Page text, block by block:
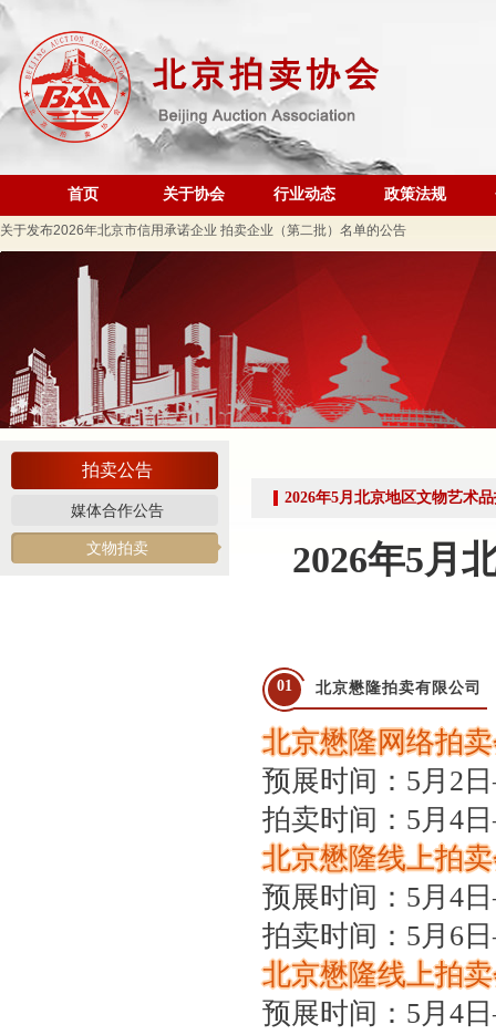
首页 关于协会 行业动态 政策法规
规范运营强基础 跨业合作促发展——联合党委第六联合党支部到北京国际会议展览
关于发布《北京地区文物艺术品拍卖佣（酬）金标准调查报告》的通知
“协会+媒体+法律联动”助力企业发展系列活动之十 ——走进会员单位北京恒泰博车拍
关于做好夏季防暑降温及汛期安全生产工作的通知
坚守人民立场 践行正确政绩观——北京拍卖协会流动党支部与第六流动联合党支部
压实安全责任 筑牢商务领域应急防线——北京拍卖协会参加全市商务领域“安全生产
艺术疗愈生活 展现积极人生 ——北京拍卖协会姚光锋会长一行参观刘双舟教授作品
强化内部监督机制 护航协会健康发展——北拍协第五届第四次监事会顺利召开
完善治理体系，研究发展重点，共促高质量发展——北京拍卖协会召开第五届第六次
强本领守底线 促行业提质效——协会张颖秘书长参训 助力拍卖交易高质量发展
党建引领促交流 产教融合共发展——联合党委委员、第六联合支部书记姚光锋参加
行业转型 服务为本——中益五福拍卖到访北拍协
深化数智交流 共促产教融合——姚光锋会长参加北工商商学院与中国国新举办的数
川流京华 共槌共赢——川京拍卖业务交流座谈会在成都召开
数智+拍卖 提升拍卖服务能力——姚光锋会长参加中拍协王波会长一行对阿里巴巴调
关于开展2026年度行业信用承诺活动的通知（第二批正式启动）
“协会+媒体+法律联动 助力企业发展”系列活动之八——走访会员单位北京懋隆拍卖有
北京拍卖协会会长姚光锋在2026年全国拍卖行业协会工作会上的交流发言稿
北京拍卖协会参加“2026年全国拍卖行业协会工作会”——姚光锋会长做交流发言
聚势 积微 修德 灵变——协会五届三次会员大会总结发言稿
关于北京地区拍卖企业安全生产和消防安全倡议书
拍卖公告
媒体合作公告
文物拍卖
2026年5月北京地区文物艺术
2026年5月
01 北京懋隆拍卖有限公司
北京懋隆网络拍
预展时间：5月2
拍卖时间：5月4
北京懋隆线上拍
预展时间：5月4
拍卖时间：5月6
北京懋隆线上拍
预展时间：5月4